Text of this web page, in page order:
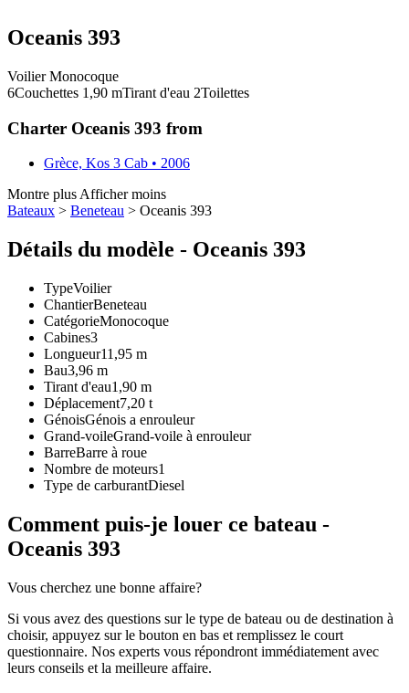
Oceanis 393
Voilier Monocoque
6Couchettes 1,90 mTirant d'eau 2Toilettes
Charter Oceanis 393 from
Grèce, Kos 3 Cab • 2006
Montre plus Afficher moins
Bateaux > Beneteau > Oceanis 393
Détails du modèle - Oceanis 393
TypeVoilier
ChantierBeneteau
CatégorieMonocoque
Cabines3
Longueur11,95 m
Bau3,96 m
Tirant d'eau1,90 m
Déplacement7,20 t
GénoisGénois a enrouleur
Grand-voileGrand-voile à enrouleur
BarreBarre à roue
Nombre de moteurs1
Type de carburantDiesel
Comment puis-je louer ce bateau -
Oceanis 393
Vous cherchez une bonne affaire?
Si vous avez des questions sur le type de bateau ou de destination à
choisir, appuyez sur le bouton en bas et remplissez le court
questionnaire. Nos experts vous répondront immédiatement avec
leurs conseils et la meilleure affaire.